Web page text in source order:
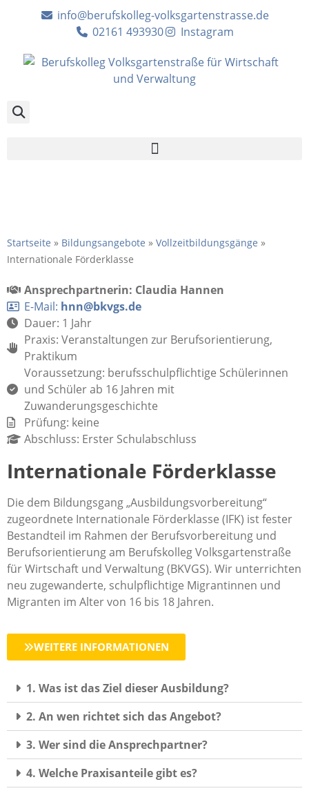
info@berufskolleg-volksgartenstrasse.de
02161 493930
Instagram
Startseite » Bildungsangebote » Vollzeitbildungsgänge »
Internationale Förderklasse
Ansprechpartnerin: Claudia Hannen
E-Mail: hnn@bkvgs.de
Dauer: 1 Jahr
Praxis: Veranstaltungen zur Berufsorientierung,
Praktikum
Voraussetzung: berufsschulpflichtige Schülerinnen
und Schüler ab 16 Jahren mit
Zuwanderungsgeschichte
Prüfung: keine
Abschluss: Erster Schulabschluss
Internationale Förderklasse
Die dem Bildungsgang „Ausbildungsvorbereitung“
zugeordnete Internationale Förderklasse (IFK) ist fester
Bestandteil im Rahmen der Berufsvorbereitung und
Berufsorientierung am Berufskolleg Volksgartenstraße
für Wirtschaft und Verwaltung (BKVGS). Wir unterrichten
neu zugewanderte, schulpflichtige Migrantinnen und
Migranten im Alter von 16 bis 18 Jahren.
WEITERE INFORMATIONEN
1. Was ist das Ziel dieser Ausbildung?
2. An wen richtet sich das Angebot?
3. Wer sind die Ansprechpartner?
4. Welche Praxisanteile gibt es?